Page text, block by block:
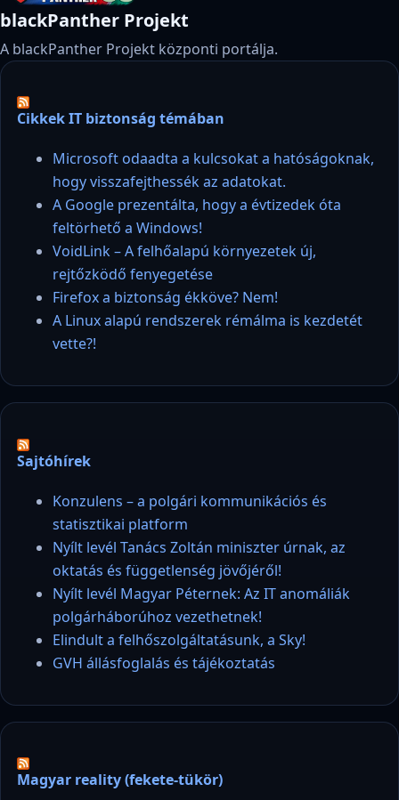
blackPanther Projekt
A blackPanther Projekt központi portálja.
Cikkek IT biztonság témában
Microsoft odaadta a kulcsokat a hatóságoknak,
hogy visszafejthessék az adatokat.
A Google prezentálta, hogy a évtizedek óta
feltörhető a Windows!
VoidLink – A felhőalapú környezetek új,
rejtőzködő fenyegetése
Firefox a biztonság ékköve? Nem!
A Linux alapú rendszerek rémálma is kezdetét
vette?!
Sajtóhírek
Konzulens – a polgári kommunikációs és
statisztikai platform
Nyílt levél Tanács Zoltán miniszter úrnak, az
oktatás és függetlenség jövőjéről!
Nyílt levél Magyar Péternek: Az IT anomáliák
polgárháborúhoz vezethetnek!
Elindult a felhőszolgáltatásunk, a Sky!
GVH állásfoglalás és tájékoztatás
Magyar reality (fekete-tükör)